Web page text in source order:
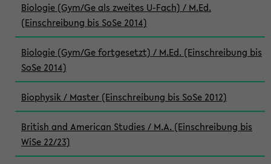
Biologie (Gym/Ge als zweites U-Fach) / M.Ed.
(Einschreibung bis SoSe 2014)
Biologie (Gym/Ge fortgesetzt) / M.Ed. (Einschreibung bis
SoSe 2014)
Biophysik / Master (Einschreibung bis SoSe 2012)
British and American Studies / M.A. (Einschreibung bis
WiSe 22/23)